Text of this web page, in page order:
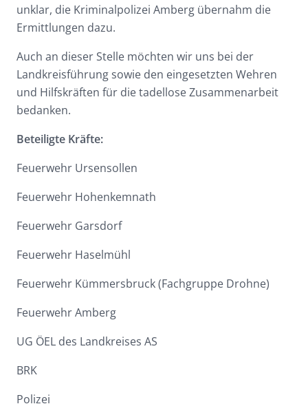
unklar, die Kriminalpolizei Amberg übernahm die
Ermittlungen dazu.
Auch an dieser Stelle möchten wir uns bei der
Landkreisführung sowie den eingesetzten Wehren
und Hilfskräften für die tadellose Zusammenarbeit
bedanken.
Beteiligte Kräfte:
Feuerwehr Ursensollen
Feuerwehr Hohenkemnath
Feuerwehr Garsdorf
Feuerwehr Haselmühl
Feuerwehr Kümmersbruck (Fachgruppe Drohne)
Feuerwehr Amberg
UG ÖEL des Landkreises AS
BRK
Polizei